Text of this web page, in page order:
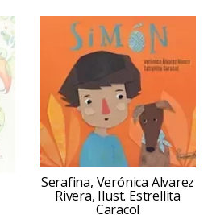
Serafina, Verónica Alvarez
Rivera, Ilust. Estrellita
Caracol